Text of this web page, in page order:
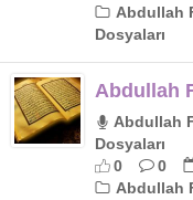
Abdullah
Dosyaları
Abdullah
Abdullah
Dosyaları
0
0
Abdullah